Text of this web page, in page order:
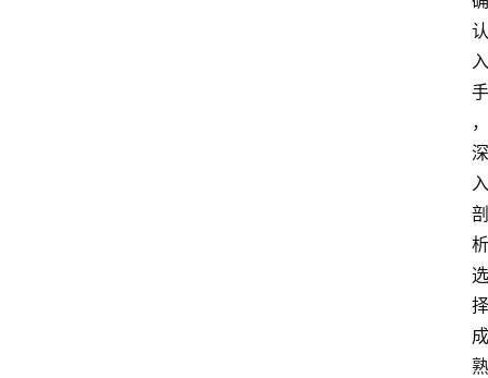
认
入
手
，
深
入
剖
析
选
择
成
熟